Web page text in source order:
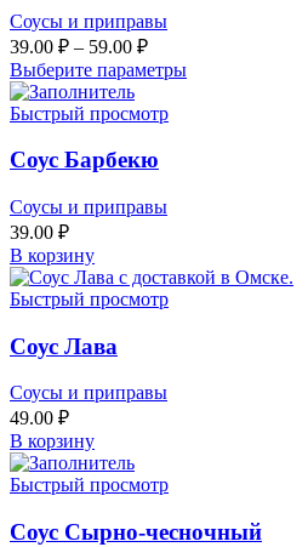
Соусы и приправы
39.00 ₽ – 59.00 ₽
Выберите параметры
Быстрый просмотр
Соус Барбекю
Соусы и приправы
39.00 ₽
В корзину
Быстрый просмотр
Соус Лава
Соусы и приправы
49.00 ₽
В корзину
Быстрый просмотр
Соус Сырно-чесночный